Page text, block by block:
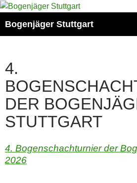
Zum
springen
Bogenjäger Stuttgart
4.
DER
STUTTGART
4. Bogenschachturnier der
2026